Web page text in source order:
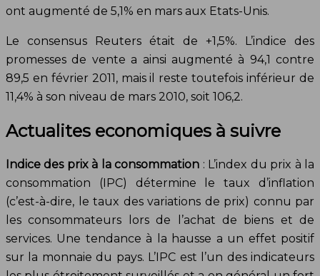
ont augmenté de 5,1% en mars aux Etats-Unis.
Le consensus Reuters était de +1,5%. L’indice des
promesses de vente a ainsi augmenté à 94,1 contre
89,5 en février 2011, mais il reste toutefois inférieur de
11,4% à son niveau de mars 2010, soit 106,2.
Actualites economiques à suivre
Indice des prix à la consommation : L’index du prix à la
consommation (IPC) détermine le taux d’inflation
(c’est-à-dire, le taux des variations de prix) connu par
les consommateurs lors de l’achat de biens et de
services. Une tendance à la hausse a un effet positif
sur la monnaie du pays. L’IPC est l’un des indicateurs